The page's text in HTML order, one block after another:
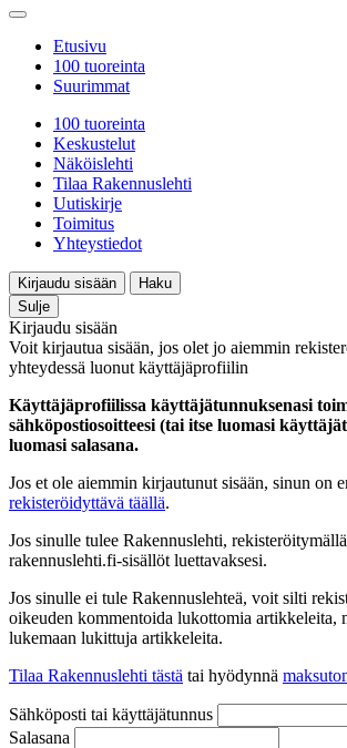
Etusivu
100 tuoreinta
Suurimmat
100 tuoreinta
Keskustelut
Näköislehti
Tilaa Rakennuslehti
Uutiskirje
Toimitus
Yhteystiedot
Kirjaudu sisään
Haku
Sulje
Kirjaudu sisään
Voit kirjautua sisään, jos olet jo aiemmin
yhteydessä luonut käyttäjäprofiilin
Käyttäjäprofiilissa käyttäjätunnuksenasi
sähköpostiosoitteesi (tai itse luomasi
luomasi salasana.
Jos et ole aiemmin kirjautunut sisään, sinun on
rekisteröidyttävä täällä.
Jos sinulle tulee Rakennuslehti,
rakennuslehti.fi-sisällöt luettavaksesi.
Jos sinulle ei tule Rakennuslehteä, voit silti
oikeuden kommentoida lukottomia artikkeleita,
lukemaan lukittuja artikkeleita.
Tilaa Rakennuslehti tästä tai hyödynnä
Sähköposti tai käyttäjätunnus
Salasana